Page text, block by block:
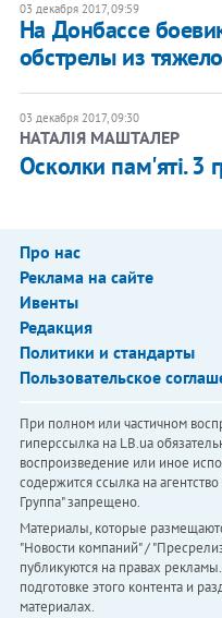
03 декабря 2017, 09:59
На Донбассе
обстрелы из
03 декабря 2017, 09:30
НАТАЛІЯ МАШТАЛЕР
Осколки пам'яті. 3
Про нас
Реклама на сайте
Ивенты
Редакция
Политики и стандарты
Пользовательское
При полном или частичном
гиперссылка на LB.ua
воспроизведение или иное
содержится ссылка на
Группа" запрещено.
Материалы, которые
"Новости компаний" /
публикуются на правах
подготовке этого контента и
материалах.